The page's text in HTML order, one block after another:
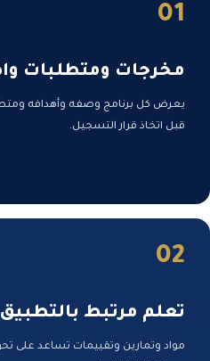
01
مخرجات ومتطلبات
يعرض كل برنامج وصفه وأهدافه
قبل اتخاذ قرار التسجيل.
02
تعلم مرتبط بالتطبيق
مواد وتمارين وتقييمات تساعد على